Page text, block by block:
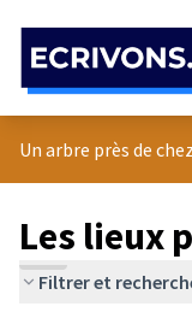
Un arbre près de
Les lieux
Filtrer et